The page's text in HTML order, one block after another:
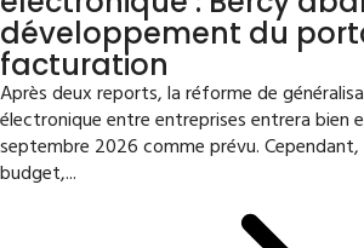
développement du
facturation
Après deux reports, la réforme de
électronique entre entreprises entrera bien
septembre 2026 comme prévu.
budget,...